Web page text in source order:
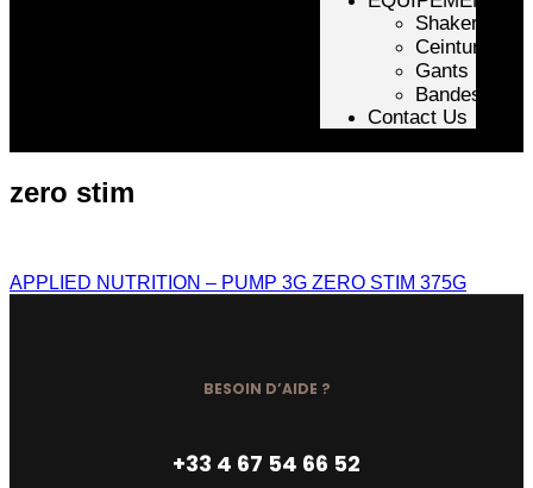
Shakers
Ceintures
Gants
Bandes
Contact Us
zero stim
APPLIED NUTRITION – PUMP 3G ZERO STIM 375G
BESOIN D’AIDE ?
+33 4 67 54 66 52